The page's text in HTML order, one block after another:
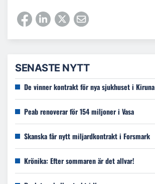
SENASTE NYTT
De vinner kontrakt för nya sjukhuset i Kiruna
Peab renoverar för 154 miljoner i Vasa
Skanska får nytt miljardkontrakt i Forsmark
Krönika: Efter sommaren är det allvar!